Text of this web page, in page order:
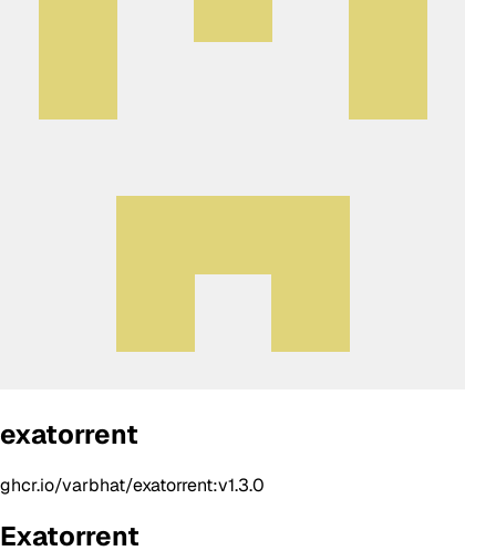
exatorrent
ghcr.io/varbhat/exatorrent:v1.3.0
Exatorrent